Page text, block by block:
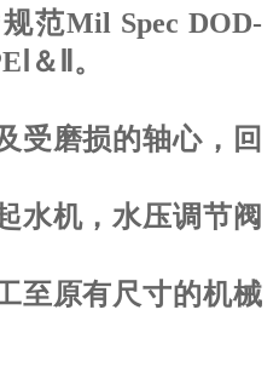
范Mil Spec DOD-
＆Ⅱ。
受磨损的轴心，回
水机，水压调节阀
至原有尺寸的机械